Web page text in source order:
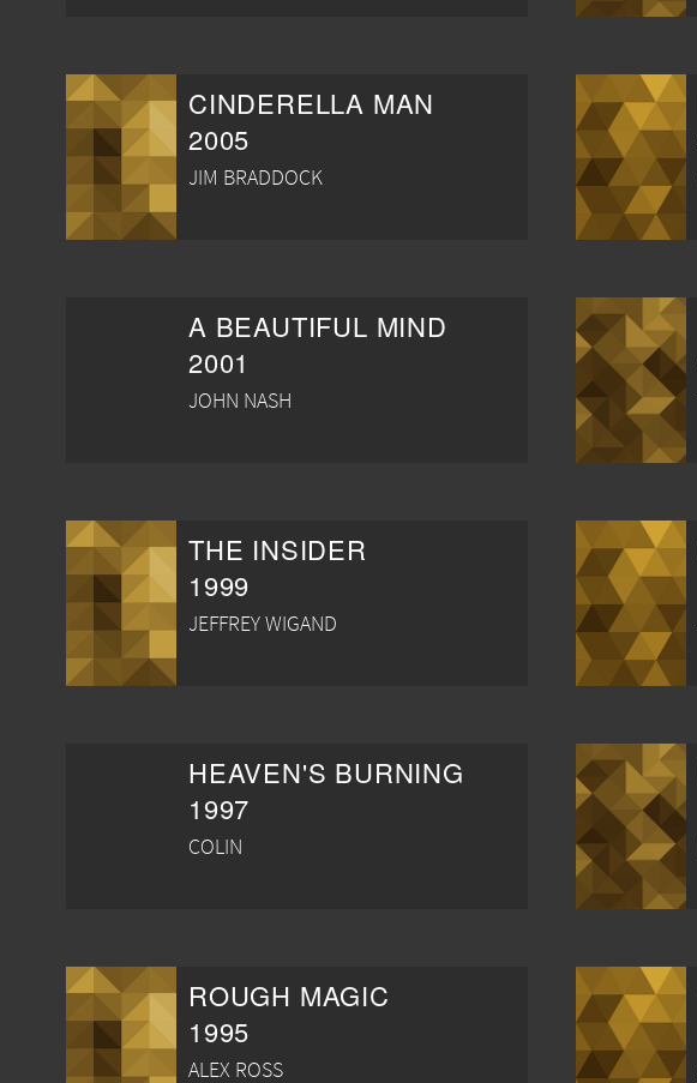
CINDERELLA MAN
2005
JIM BRADDOCK
A BEAUTIFUL MIND
2001
JOHN NASH
THE INSIDER
1999
JEFFREY WIGAND
HEAVEN'S BURNING
1997
COLIN
ROUGH MAGIC
1995
ALEX ROSS